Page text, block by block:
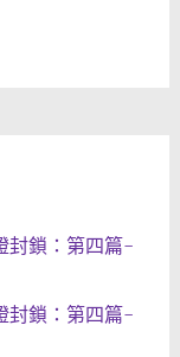
封鎖：第四篇-
封鎖：第四篇-